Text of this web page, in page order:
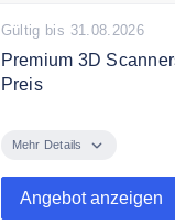
Gültig bis 31.08.2026
Premium 3D
Preis
Premium 3D
Mehr Details
Angebot anzeigen